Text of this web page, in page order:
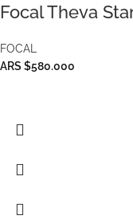
Focal Theva
FOCAL
ARS $580.000